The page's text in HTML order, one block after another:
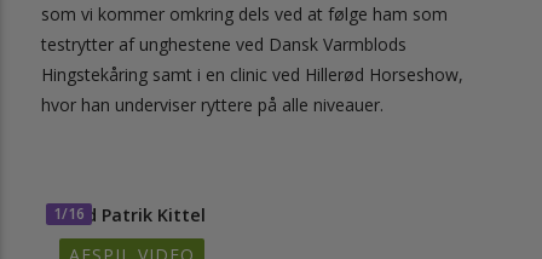
som vi kommer omkring dels ved at følge ham som
testrytter af unghestene ved Dansk Varmblods
Hingstekåring samt i en clinic ved Hillerød Horseshow,
hvor han underviser ryttere på alle niveauer.
1/16
Mød Patrik Kittel